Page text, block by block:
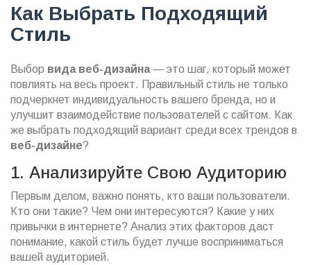
Как Выбрать Подходящий
Стиль
Выбор вида веб-дизайна— это шаг, который может
повлиять на весь проект. Правильный стиль не только
подчеркнет индивидуальность вашего бренда, но и
улучшит взаимодействие пользователей с сайтом. Как
же выбрать подходящий вариант среди всех трендов в
веб-дизайне?
1. Анализируйте Свою Аудиторию
Первым делом, важно понять, кто ваши пользователи.
Кто они такие? Чем они интересуются? Какие у них
привычки в интернете? Анализ этих факторов даст
понимание, какой стиль будет лучше восприниматься
вашей аудиторией.